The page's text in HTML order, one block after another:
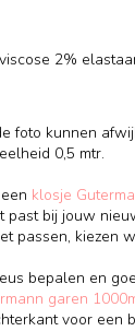
2%
foto kunnen
0,5 mtr.
klosje
past bij jouw
passen, kiezen
bepalen en
garen
voor een